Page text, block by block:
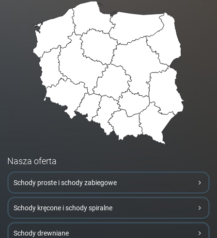
Nasza oferta
Schody proste i schody zabiegowe
Schody kręcone i schody spiralne
Schody drewniane